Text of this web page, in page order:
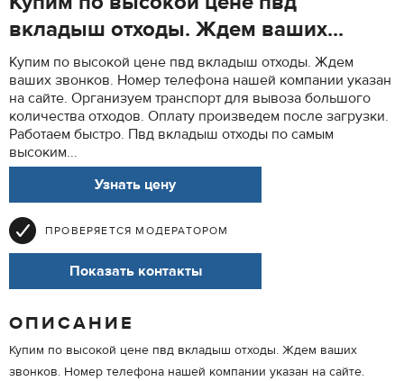
вкладыш отходы. Ждем ваших...
Купим по высокой цене пвд вкладыш отходы. Ждем
ваших звонков. Номер телефона нашей компании указан
на сайте. Организуем транспорт для вывоза большого
количества отходов. Оплату произведем после загрузки.
Работаем быстро. Пвд вкладыш отходы по самым
высоким...
Узнать цену
ПРОВЕРЯЕТСЯ МОДЕРАТОРОМ
Показать контакты
ОПИСАНИЕ
Купим по высокой цене пвд вкладыш отходы. Ждем ваших
звонков. Номер телефона нашей компании указан на сайте.